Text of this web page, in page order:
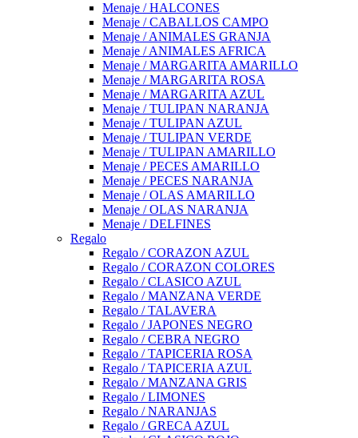
Menaje / HALCONES
Menaje / CABALLOS CAMPO
Menaje / ANIMALES GRANJA
Menaje / ANIMALES AFRICA
Menaje / MARGARITA AMARILLO
Menaje / MARGARITA ROSA
Menaje / MARGARITA AZUL
Menaje / TULIPAN NARANJA
Menaje / TULIPAN AZUL
Menaje / TULIPAN VERDE
Menaje / TULIPAN AMARILLO
Menaje / PECES AMARILLO
Menaje / PECES NARANJA
Menaje / OLAS AMARILLO
Menaje / OLAS NARANJA
Menaje / DELFINES
Regalo
Regalo / CORAZON AZUL
Regalo / CORAZON COLORES
Regalo / CLASICO AZUL
Regalo / MANZANA VERDE
Regalo / TALAVERA
Regalo / JAPONES NEGRO
Regalo / CEBRA NEGRO
Regalo / TAPICERIA ROSA
Regalo / TAPICERIA AZUL
Regalo / MANZANA GRIS
Regalo / LIMONES
Regalo / NARANJAS
Regalo / GRECA AZUL